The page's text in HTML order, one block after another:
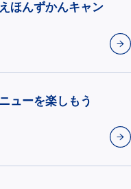
ほんずかんキャン
ューを楽しもう